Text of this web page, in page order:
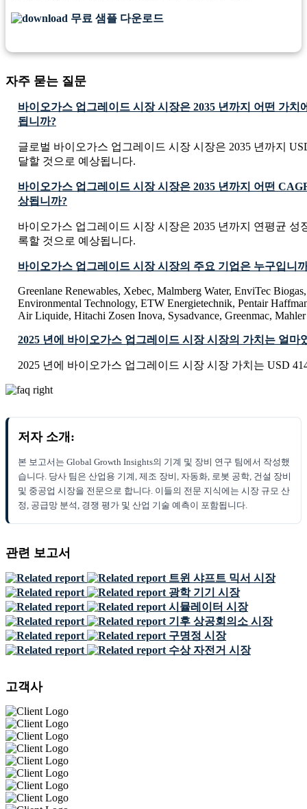
무료 샘플 다운로드
자주 묻는 질문
바이오가스 업그레이드 시장 시장은 2035 년까지 어떤 가치
됩니까?
글로벌 바이오가스 업그레이드 시장 시장은 2035 년까지
달할 것으로 예상됩니다.
바이오가스 업그레이드 시장 시장은 2035 년까지 어떤
상됩니까?
바이오가스 업그레이드 시장 시장은 2035 년까지 연평균 성
록할 것으로 예상됩니다.
바이오가스 업그레이드 시장 시장의 주요 기업은 누구입니
Greenlane Renewables, Xebec, Malmberg Water, EnviTec
Environmental Technology, ETW Energietechnik, Pentair
Air Liquide, Hitachi Zosen Inova, Sysadvance, Greenmac,
2025 년에 바이오가스 업그레이드 시장 시장의 가치는 얼마
2025 년에 바이오가스 업그레이드 시장 시장 가치는 USD
저자 소개:
본 보고서는 Global Growth Insights의 기계 및 장비 연구 팀에서 작성했
습니다. 당사 팀은 산업용 기계, 제조 장비, 자동화, 로봇 공학, 건설 장비
및 중공업 시장을 전문으로 합니다. 이들의 전문 지식에는 시장 규모 산
정, 공급망 분석, 경쟁 평가 및 산업 기술 예측이 포함됩니다.
관련 보고서
트윈 샤프트 믹서 시장
광학 기기 시장
시뮬레이터 시장
기후 상공회의소 시장
구명정 시장
수상 자전거 시장
고객사